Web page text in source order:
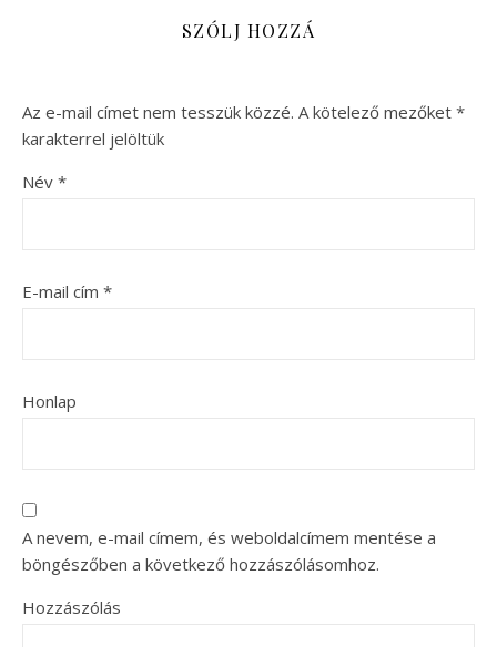
SZÓLJ HOZZÁ
Az e-mail címet nem tesszük közzé. A kötelező mezőket *
karakterrel jelöltük
Név *
E-mail cím *
Honlap
A nevem, e-mail címem, és weboldalcímem mentése a
böngészőben a következő hozzászólásomhoz.
Hozzászólás